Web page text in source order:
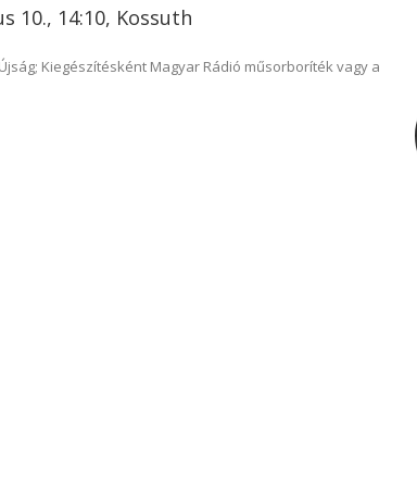
10., 14:10, Kossuth
Kiegészítésként Magyar Rádió műsorboríték vagy a